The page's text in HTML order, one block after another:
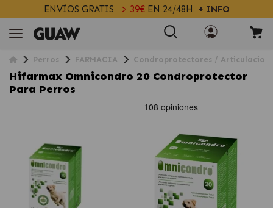
ENVÍOS GRATIS > 39€EN 24/48H + INFO
Perros FARMACIA Condroprotectores /
Hifarmax Omnicondro 20 Condroprotector
Para Perros